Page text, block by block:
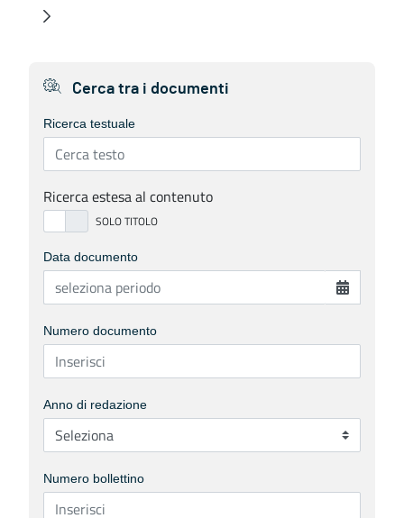
Cerca tra i documenti
Ricerca testuale
Ricerca estesa al contenuto
Data documento
Numero documento
Anno di redazione
Numero bollettino